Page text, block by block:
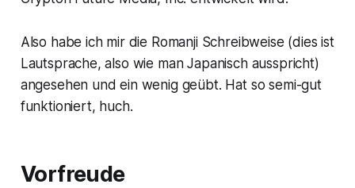
Also habe ich mir die Romanji Schreibweise (dies ist
Lautsprache, also wie man Japanisch ausspricht)
angesehen und ein wenig geübt. Hat so semi-gut
funktioniert, huch.
Vorfreude